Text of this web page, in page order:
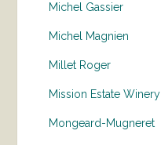
Michel Gassier
Michel Magnien
Millet Roger
Mission Estate Winery
Mongeard-Mugneret